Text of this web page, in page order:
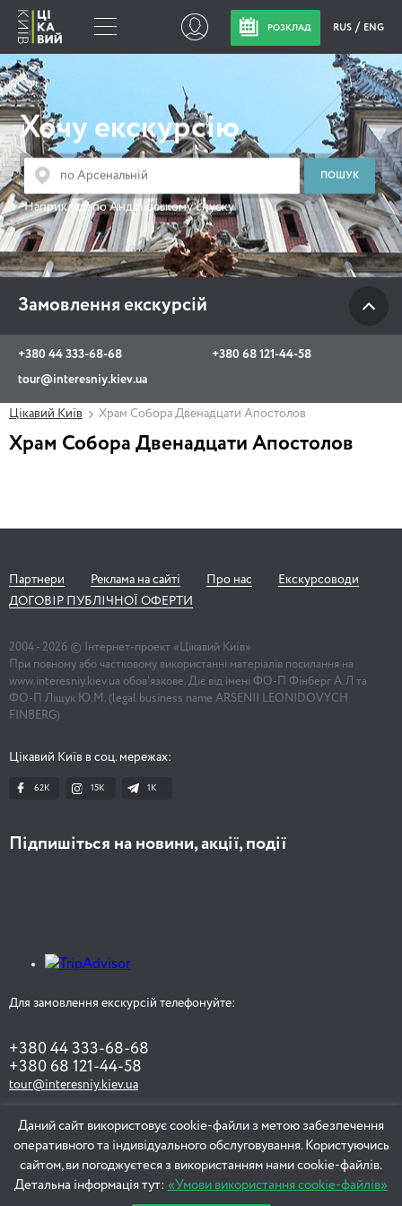
РОЗКЛАД RUS ENG
Хочу екскурсію
Наприклад:по Андріївському спуску
Замовлення екскурсій
+380 44 333-68-68
+380 68 121-44-58
tour@interesniy.kiev.ua
Замовлення
екскурсій
+380 44 333-68-68
+380 68 121-44-58
tour@interesniy.kiev.ua
з 10.00 до 19:30 щоденно
Viber WhatsApp
Цікавий Київ Храм Собора Двенадцати Апостолов
Храм Собора Двенадцати Апостолов
Партнери Реклама на сайті Про нас
Екскурсоводи
ДОГОВІР ПУБЛІЧНОЇ ОФЕРТИ
2004 - 2026 © Інтернет-проект «Цікавий Київ»
При повному або частковому використанні матеріалів посилання на
www.interesniy.kiev.ua обов'язкове. Діє від імені ФО-П Фінберг А.Л та
ФО-П Ліщук Ю.М. (legal business name ARSENII LEONIDOVYCH
FINBERG)
Цікавий Київ в соц. мережах:
62K 15K 1К
Підпишіться на новини, акції, події
Для замовлення екскурсій телефонуйте:
+380 44 333-68-68
+380 68 121-44-58
tour@interesniy.kiev.ua
ЗАМОВИТИ ЕКСКУРСІЮ
Даний сайт використовує cookie-файли з метою забезпечення
оперативного та індивідуального обслуговування. Користуючись
сайтом, ви погоджуєтеся з використанням нами cookie-файлів.
Детальна інформація тут: «Умови використання cookie-файлів»